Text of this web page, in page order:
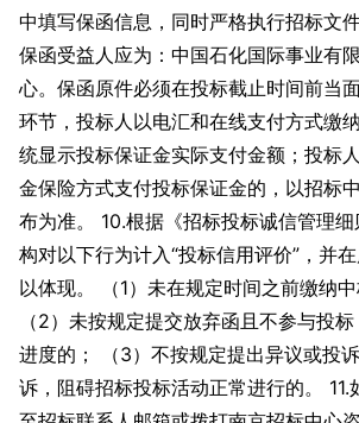
中填写保函信息，同时严格执行招标文
保函受益人应为：中国石化国际事业有
心。保函原件必须在投标截止时间前当
环节，投标人以电汇和在线支付方式缴
统显示投标保证金实际支付金额；投标
金保险方式支付投标保证金的，以招标
布为准。 10.根据《招标投标诚信管理
构对以下行为计入“投标信用评价”，并
以体现。 （1）未在规定时间之前缴纳
（2）未按规定提交放弃函且不参与投
进度的； （3）不按规定提出异议或投
诉，阻碍招标投标活动正常进行的。 11.